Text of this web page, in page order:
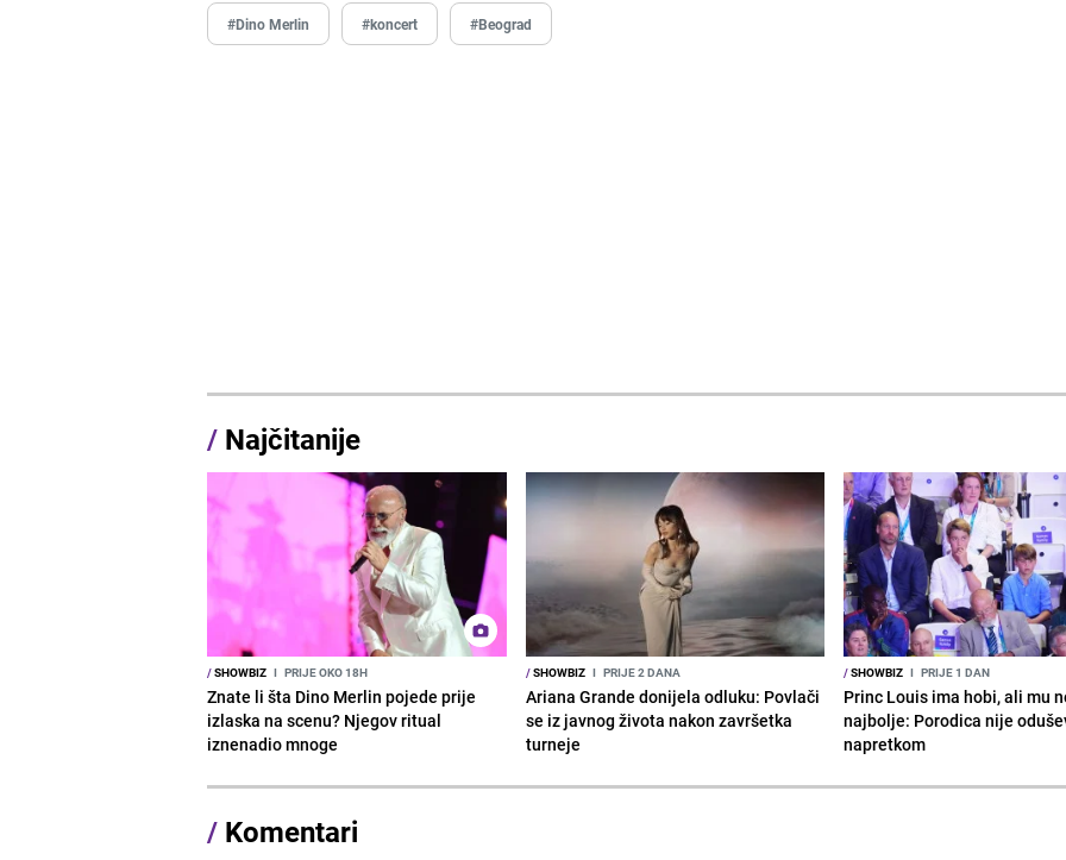
#Dino Merlin #koncert #Beograd
/ Najčitanije
/SHOWBIZ I PRIJE OKO 18H
Znate li šta Dino Merlin pojede prije
izlaska na scenu? Njegov ritual
iznenadio mnoge
/SHOWBIZ I PRIJE 2 DANA
Ariana Grande donijela odluku: Povlači
se iz javnog života nakon završetka
turneje
/SHOWBIZ I PRIJE 1 DAN
Princ Louis ima hobi, ali mu
najbolje: Porodica nije
napretkom
/ Komentari